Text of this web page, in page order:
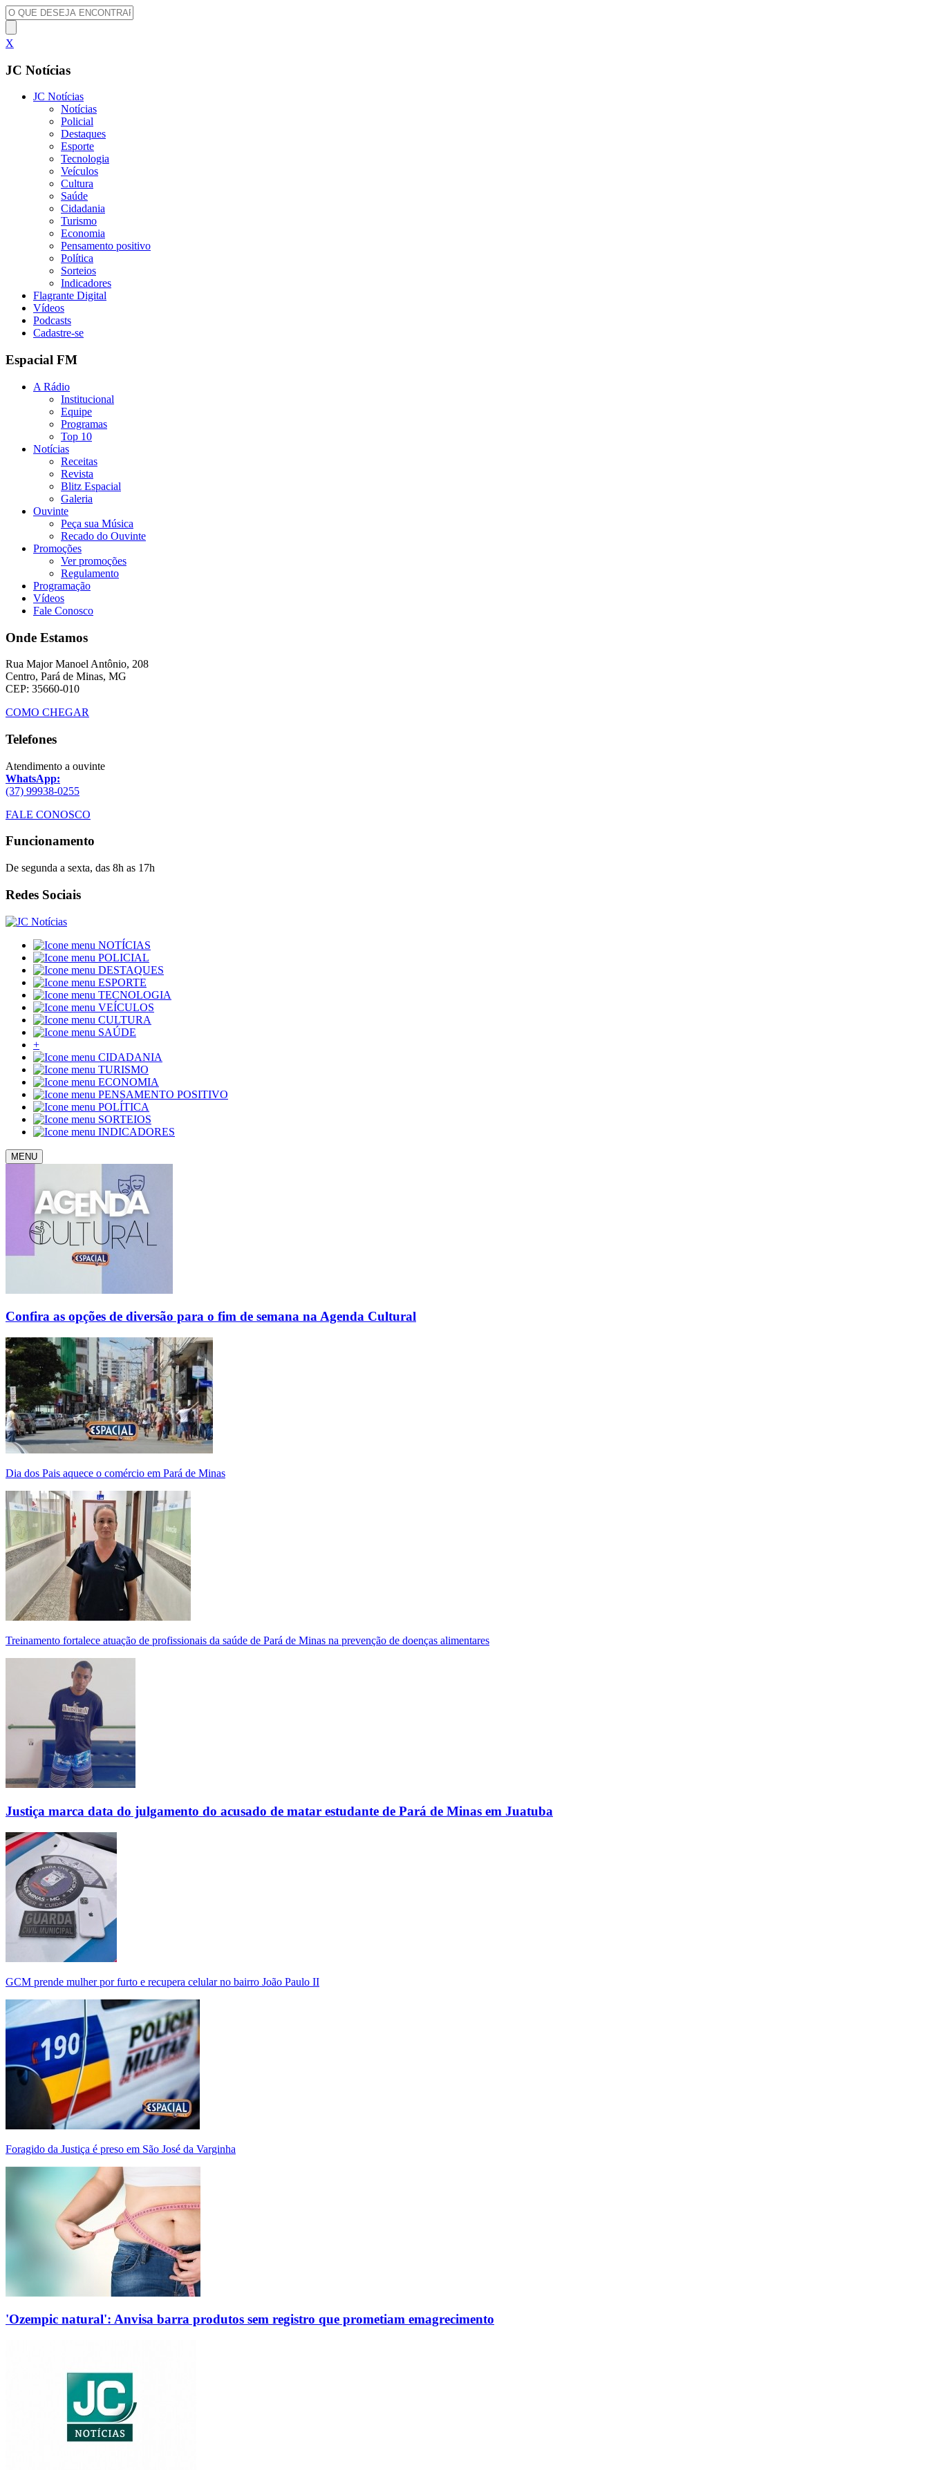
X
JC Notícias
JC Notícias
Notícias
Policial
Destaques
Esporte
Tecnologia
Veículos
Cultura
Saúde
Cidadania
Turismo
Economia
Pensamento positivo
Política
Sorteios
Indicadores
Flagrante Digital
Vídeos
Podcasts
Cadastre-se
Espacial FM
A Rádio
Institucional
Equipe
Programas
Top 10
Notícias
Receitas
Revista
Blitz Espacial
Galeria
Ouvinte
Peça sua Música
Recado do Ouvinte
Promoções
Ver promoções
Regulamento
Programação
Vídeos
Fale Conosco
Onde Estamos
Rua Major Manoel Antônio, 208
Centro, Pará de Minas, MG
CEP: 35660-010
COMO CHEGAR
Telefones
Atendimento a ouvinte
WhatsApp:
(37) 99938-0255
FALE CONOSCO
Funcionamento
De segunda a sexta, das 8h as 17h
Redes Sociais
NOTÍCIAS
POLICIAL
DESTAQUES
ESPORTE
TECNOLOGIA
VEÍCULOS
CULTURA
SAÚDE
+
CIDADANIA
TURISMO
ECONOMIA
PENSAMENTO POSITIVO
POLÍTICA
SORTEIOS
INDICADORES
MENU
Confira as opções de diversão para o fim de semana na Agenda Cultural
Dia dos Pais aquece o comércio em Pará de Minas
Treinamento fortalece atuação de profissionais da saúde de Pará de Minas na prevenção de doenças alimentares
Justiça marca data do julgamento do acusado de matar estudante de Pará de Minas em Juatuba
GCM prende mulher por furto e recupera celular no bairro João Paulo II
Foragido da Justiça é preso em São José da Varginha
'Ozempic natural': Anvisa barra produtos sem registro que prometiam emagrecimento